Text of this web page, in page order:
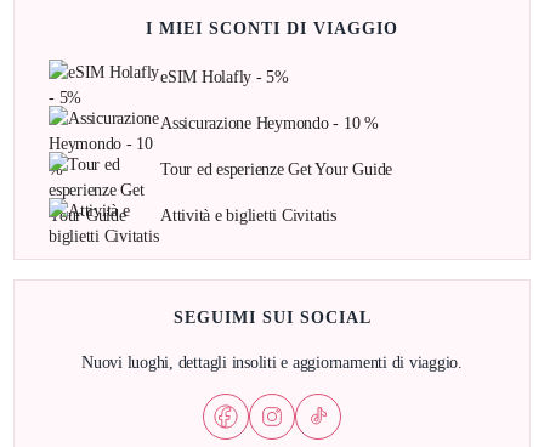
I MIEI SCONTI DI VIAGGIO
eSIM Holafly - 5%
Assicurazione Heymondo - 10 %
Tour ed esperienze Get Your Guide
Attività e biglietti Civitatis
SEGUIMI SUI SOCIAL
Nuovi luoghi, dettagli insoliti e aggiornamenti di viaggio.